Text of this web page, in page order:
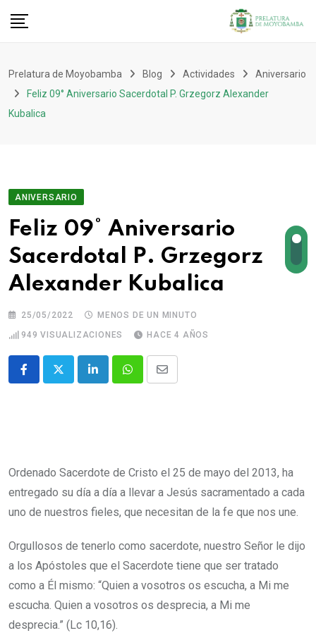
Prelatura de Moyobamba Blog Actividades
Aniversario
Feliz 09° Aniversario Sacerdotal P. Grzegorz Alexander
Kubalica
ANIVERSARIO
Feliz 09° Aniversario
Sacerdotal P. Grzegorz
Alexander Kubalica
25/05/2022
MENOS DE UN MINUTO
949 VISUALIZACIONES HACE 4 AÑOS
Ordenado Sacerdote de Cristo el 25 de mayo del 2013, ha
entregado su día a día a llevar a Jesús sacramentado a cada
uno de nuestros fieles, que necesitan de la fe que nos une.
Orgullosos de tenerlo como sacerdote, nuestro Señor le dijo
a los Apóstoles que el Sacerdote tiene que ser tratado
como a Él mismo: “Quien a vosotros os escucha, a Mi me
escucha. Quien a vosotros os desprecia, a Mi me
desprecia.” (Lc 10,16).